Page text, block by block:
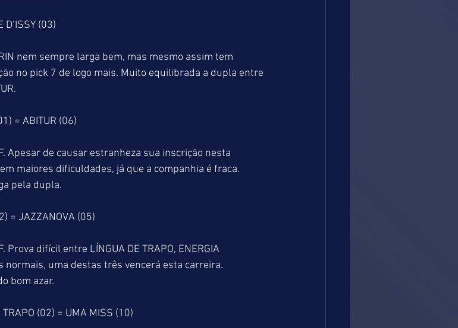
D’ISSY (03)
nem sempre larga bem, mas mesmo assim tem
no pick 7 de logo mais. Muito equilibrada a dupla entre
= ABITUR (06)
Apesar de causar estranheza sua inscrição nesta
maiores dificuldades, já que a companhia é fraca.
pela dupla.
= JAZZANOVA (05)
difícil entre LÍNGUA DE TRAPO, ENERGIA
normais, uma destas três vencerá esta carreira.
bom azar.
(02) = UMA MISS (10)